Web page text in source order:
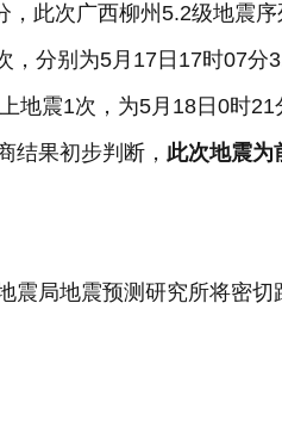
此次广西柳州5.2级地震
分别为5月17日17时07分
地震1次，为5月18日0时
结果初步判断， 此次地震为
震局地震预测研究所将密